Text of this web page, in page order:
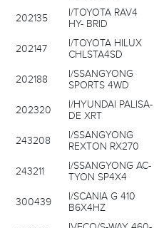
202135
I/TOYOTA RAV4
HY- BRID
202147
I/TOYOTA HILUX
CHLSTA4SD
202188
I/SSANGYONG
SPORTS 4WD
202320
I/HYUNDAI PALISA-
DE XRT
243208
I/SSANGYONG
REXTON RX270
243211
I/SSANGYONG AC-
TYON SP4X4
300439
I/SCANIA G 410
B6X4HZ